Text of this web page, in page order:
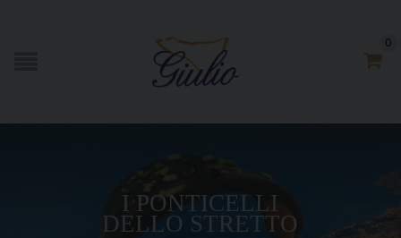
0
I PONTICELLI
DELLO STRETTO